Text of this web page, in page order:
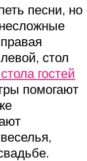
песни, но
стол
гостей
помогают